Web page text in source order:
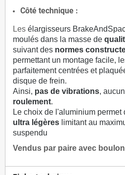
Côté technique :
Les élargisseurs
moulés dans la masse de
suivant des normes
permettant un montage facile,
parfaitement centrées et
disque de frein.
Ainsi, pas de vibrations,
roulement.
Le choix de l'aluminium permet
ultra légères limitant au
suspendu
Vendus par paire avec